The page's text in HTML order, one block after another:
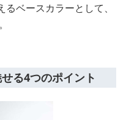
ベースカラーとして、
る4つのポイント